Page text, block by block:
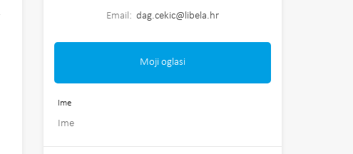
Email: dag.cekic@libela.hr
Moji oglasi
Ime